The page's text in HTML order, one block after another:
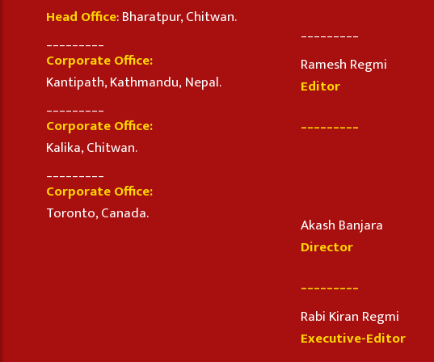
Head Office: Bharatpur, Chitwan.
Corporate Office:
Kantipath, Kathmandu, Nepal.
Corporate Office:
Kalika, Chitwan.
Corporate Office:
Toronto, Canada.
Ramesh Regmi
Editor
_________
Akash Banjara
Director
_________
Rabi Kiran Regmi
Executive-Editor